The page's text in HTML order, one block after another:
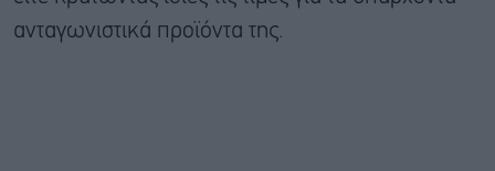
ανταγωνιστικά προϊόντα της.